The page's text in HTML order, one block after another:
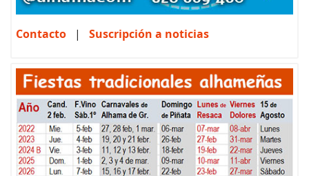
Contacto | Suscripción a noticias